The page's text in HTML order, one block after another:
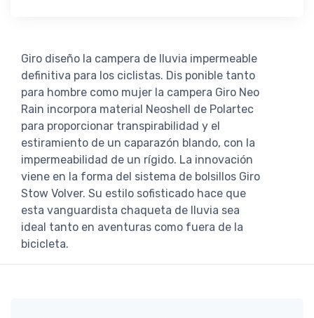
Giro diseño la campera de lluvia impermeable
definitiva para los ciclistas. Dis ponible tanto
para hombre como mujer la campera Giro Neo
Rain incorpora material Neoshell de Polartec
para proporcionar transpirabilidad y el
estiramiento de un caparazón blando, con la
impermeabilidad de un rígido. La innovación
viene en la forma del sistema de bolsillos Giro
Stow Volver. Su estilo sofisticado hace que
esta vanguardista chaqueta de lluvia sea
ideal tanto en aventuras como fuera de la
bicicleta.